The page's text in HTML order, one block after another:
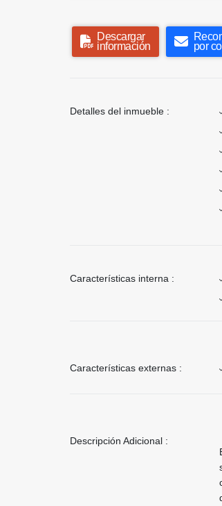
Descargar
información
por
Detalles del inmueble :
Características interna :
Características externas :
Descripción Adicional :